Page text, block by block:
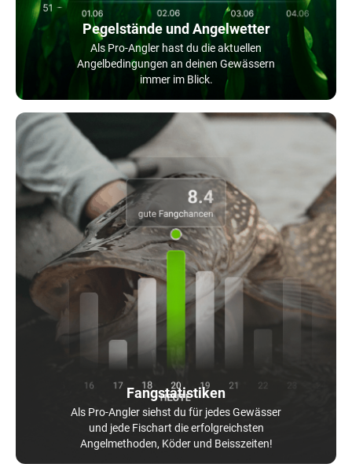
Pegelstände und Angelwetter
Als Pro-Angler hast du die aktuellen
Angelbedingungen an deinen Gewässern
immer im Blick.
Fangstatistiken
Als Pro-Angler siehst du für jedes Gewässer
und jede Fischart die erfolgreichsten
Angelmethoden, Köder und Beisszeiten!